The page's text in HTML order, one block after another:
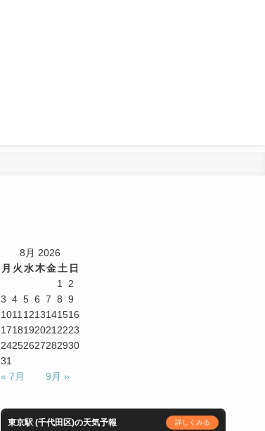
8月 2026
月 火水木金土 日
1
2
3 4 5 6 7 8 9
1011 1213141516
1718192021 2223
24252627282930
31
« 7月
9月 »
東京駅 (千代田区)の天気予報 詳しくみる